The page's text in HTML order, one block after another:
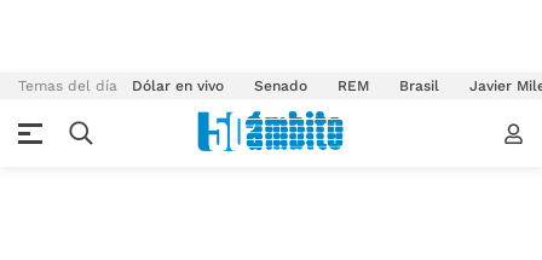
Temas del día Dólar en vivo Senado REM Brasil Javier